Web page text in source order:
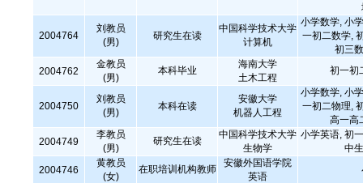
2004764
刘教员
(男)
研究生在读
中国科学技术大学
计算机
小学数学, 小
一初二数学,
初三
2004762
金教员
(男)
本科毕业
海南大学
土木工程
初一初
2004750
刘教员
(男)
本科在读
安徽大学
机器人工程
小学数学, 小
一初二物理,
高一高
2004749
李教员
(男)
研究生在读
中国科学技术大学
生物学
小学英语, 初
中
2004746
黄教员
(女)
在职培训机构教师
安徽外国语学院
英语